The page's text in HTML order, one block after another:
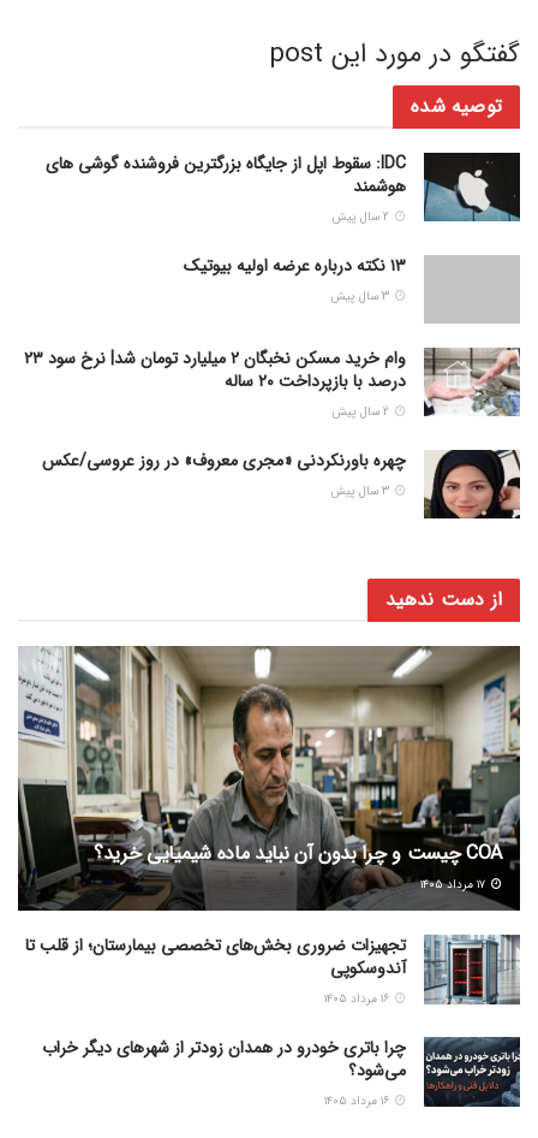
گفتگو در مورد این post
توصیه شده
IDC: سقوط اپل از جایگاه بزرگترین فروشنده گوشی های
هوشمند
۱۳ نکته درباره عرضه اولیه بیوتیک
وام خرید مسکن نخبگان ۲ میلیارد تومان شد| نرخ سود ۲۳
درصد با بازپرداخت ۲۰ ساله
چهره باورنکردنی «مجری معروف» در روز عروسی/عکس
از دست ندهید
COA چیست و چرا بدون آن نباید ماده شیمیایی خرید؟
تجهیزات ضروری بخش‌های تخصصی بیمارستان؛ از قلب تا
آندوسکوپی
چرا باتری خودرو در همدان زودتر از شهرهای دیگر خراب
می‌شود؟